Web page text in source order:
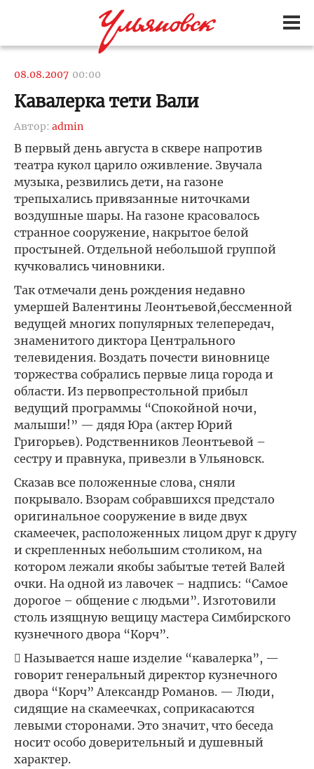
08.08.2007 00:00
Кавалерка тети Вали
Автор: admin
В первый день августа в сквере напротив
театра кукол царило оживление. Звучала
музыка, резвились дети, на газоне
трепыхались привязанные ниточками
воздушные шары. На газоне красовалось
странное сооружение, накрытое белой
простыней. Отдельной небольшой группой
кучковались чиновники.
Так отмечали день рождения недавно
умершей Валентины Леонтьевой,бессменной
ведущей многих популярных телепередач,
знаменитого диктора Центрального
телевидения. Воздать почести виновнице
торжества собрались первые лица города и
области. Из первопрестольной прибыл
ведущий программы “Спокойной ночи,
малыши!” — дядя Юра (актер Юрий
Григорьев). Родственников Леонтьевой –
сестру и правнука, привезли в Ульяновск.
Сказав все положенные слова, сняли
покрывало. Взорам собравшихся предстало
оригинальное сооружение в виде двух
скамеечек, расположенных лицом друг к другу
и скрепленных небольшим столиком, на
котором лежали якобы забытые тетей Валей
очки. На одной из лавочек – надпись: “Самое
дорогое – общение с людьми”. Изготовили
столь изящную вещицу мастера Симбирского
кузнечного двора “Корч”.
 Называется наше изделие “кавалерка”, —
говорит генеральный директор кузнечного
двора “Корч” Александр Романов. — Люди,
сидящие на скамеечках, соприкасаются
левыми сторонами. Это значит, что беседа
носит особо доверительный и душевный
характер.